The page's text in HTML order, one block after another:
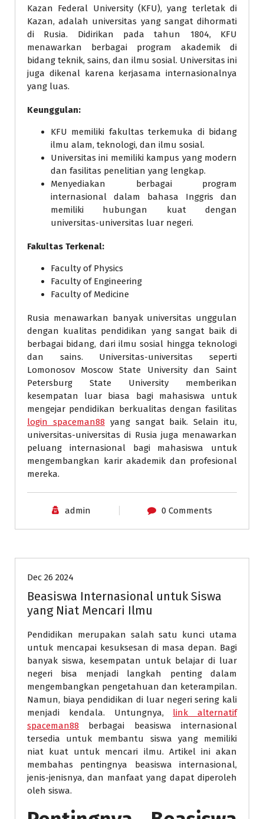
Kazan Federal University (KFU), yang terletak di
Kazan, adalah universitas yang sangat dihormati
di Rusia. Didirikan pada tahun 1804, KFU
menawarkan berbagai program akademik di
bidang teknik, sains, dan ilmu sosial. Universitas ini
juga dikenal karena kerjasama internasionalnya
yang luas.
Keunggulan:
KFU memiliki fakultas terkemuka di bidang
ilmu alam, teknologi, dan ilmu sosial.
Universitas ini memiliki kampus yang modern
dan fasilitas penelitian yang lengkap.
Menyediakan berbagai program
internasional dalam bahasa Inggris dan
memiliki hubungan kuat dengan
universitas-universitas luar negeri.
Fakultas Terkenal:
Faculty of Physics
Faculty of Engineering
Faculty of Medicine
Rusia menawarkan banyak universitas unggulan
dengan kualitas pendidikan yang sangat baik di
berbagai bidang, dari ilmu sosial hingga teknologi
dan sains. Universitas-universitas seperti
Lomonosov Moscow State University dan Saint
Petersburg State University memberikan
kesempatan luar biasa bagi mahasiswa untuk
mengejar pendidikan berkualitas dengan fasilitas
login spaceman88 yang sangat baik. Selain itu,
universitas-universitas di Rusia juga menawarkan
peluang internasional bagi mahasiswa untuk
mengembangkan karir akademik dan profesional
mereka.
admin 0 Comments
Dec 26 2024
Beasiswa Internasional untuk Siswa
yang Niat Mencari Ilmu
Pendidikan merupakan salah satu kunci utama
untuk mencapai kesuksesan di masa depan. Bagi
banyak siswa, kesempatan untuk belajar di luar
negeri bisa menjadi langkah penting dalam
mengembangkan pengetahuan dan keterampilan.
Namun, biaya pendidikan di luar negeri sering kali
menjadi kendala. Untungnya, link alternatif
spaceman88 berbagai beasiswa internasional
tersedia untuk membantu siswa yang memiliki
niat kuat untuk mencari ilmu. Artikel ini akan
membahas pentingnya beasiswa internasional,
jenis-jenisnya, dan manfaat yang dapat diperoleh
oleh siswa.